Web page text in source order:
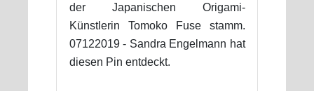
der Japanischen Origami-
Künstlerin Tomoko Fuse stamm.
07122019 - Sandra Engelmann hat
diesen Pin entdeckt.